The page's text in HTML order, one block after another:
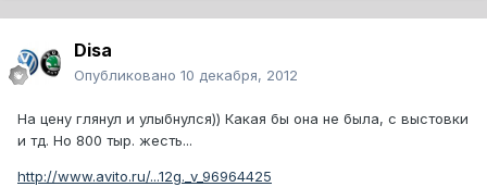
Disa
Опубликовано 10 декабря, 2012
На цену глянул и улыбнулся)) Какая бы она не была, с выстовки
и тд. Но 800 тыр. жесть...
http://www.avito.ru/...12g._v_96964425